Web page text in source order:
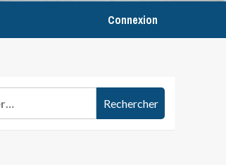
Connexion